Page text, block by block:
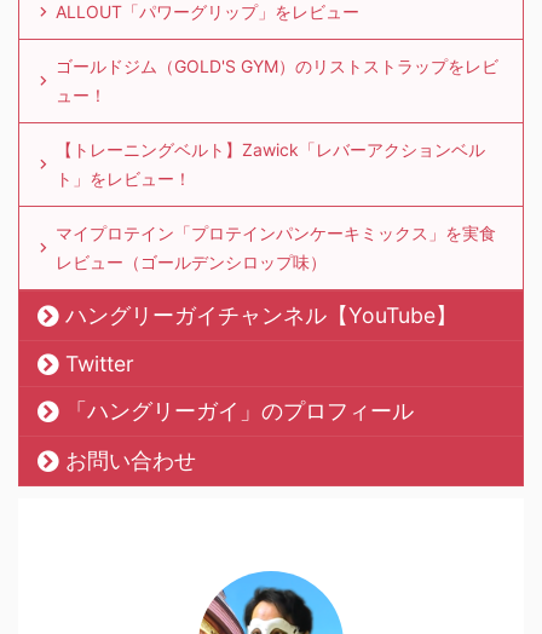
ALLOUT「パワーグリップ」をレビュー
ゴールドジム（GOLD'S GYM）のリストストラップをレビ
ュー！
【トレーニングベルト】Zawick「レバーアクションベル
ト」をレビュー！
マイプロテイン「プロテインパンケーキミックス」を実食
レビュー（ゴールデンシロップ味）
ハングリーガイチャンネル【YouTube】
Twitter
「ハングリーガイ」のプロフィール
お問い合わせ